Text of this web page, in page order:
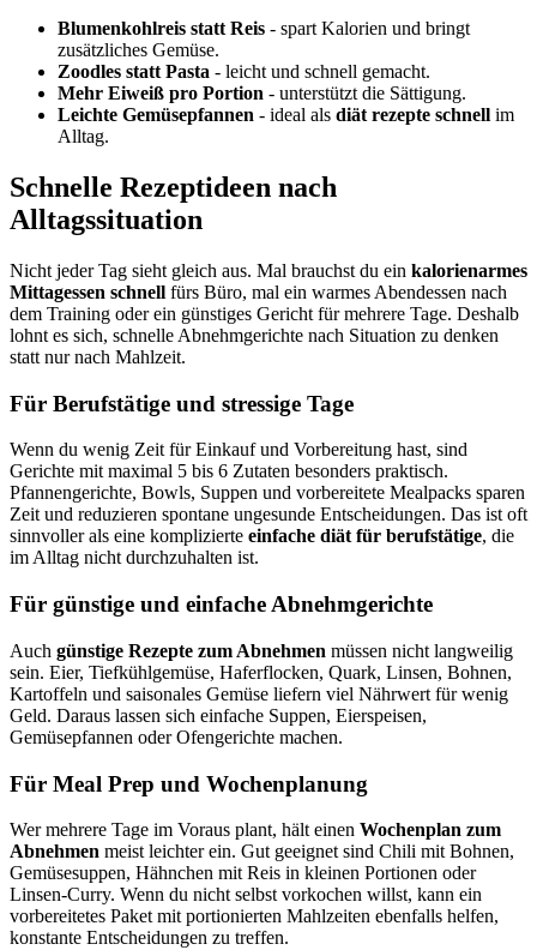
Blumenkohlreis statt Reis - spart Kalorien und bringt
zusätzliches Gemüse.
Zoodles statt Pasta - leicht und schnell gemacht.
Mehr Eiweiß pro Portion - unterstützt die Sättigung.
Leichte Gemüsepfannen - ideal als diät rezepte schnell im
Alltag.
Schnelle Rezeptideen nach
Alltagssituation
Nicht jeder Tag sieht gleich aus. Mal brauchst du ein kalorienarmes
Mittagessen schnell fürs Büro, mal ein warmes Abendessen nach
dem Training oder ein günstiges Gericht für mehrere Tage. Deshalb
lohnt es sich, schnelle Abnehmgerichte nach Situation zu denken
statt nur nach Mahlzeit.
Für Berufstätige und stressige Tage
Wenn du wenig Zeit für Einkauf und Vorbereitung hast, sind
Gerichte mit maximal 5 bis 6 Zutaten besonders praktisch.
Pfannengerichte, Bowls, Suppen und vorbereitete Mealpacks sparen
Zeit und reduzieren spontane ungesunde Entscheidungen. Das ist oft
sinnvoller als eine komplizierte einfache diät für berufstätige, die
im Alltag nicht durchzuhalten ist.
Für günstige und einfache Abnehmgerichte
Auch günstige Rezepte zum Abnehmen müssen nicht langweilig
sein. Eier, Tiefkühlgemüse, Haferflocken, Quark, Linsen, Bohnen,
Kartoffeln und saisonales Gemüse liefern viel Nährwert für wenig
Geld. Daraus lassen sich einfache Suppen, Eierspeisen,
Gemüsepfannen oder Ofengerichte machen.
Für Meal Prep und Wochenplanung
Wer mehrere Tage im Voraus plant, hält einen Wochenplan zum
Abnehmen meist leichter ein. Gut geeignet sind Chili mit Bohnen,
Gemüsesuppen, Hähnchen mit Reis in kleinen Portionen oder
Linsen-Curry. Wenn du nicht selbst vorkochen willst, kann ein
vorbereitetes Paket mit portionierten Mahlzeiten ebenfalls helfen,
konstante Entscheidungen zu treffen.